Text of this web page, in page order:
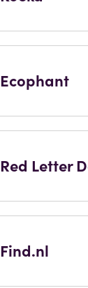
Ecophant
Red Letter
Find.nl